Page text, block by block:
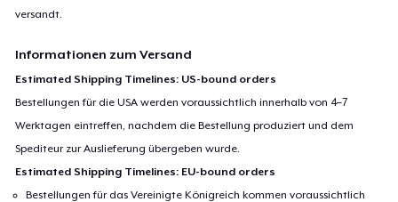
versandt.
Informationen zum Versand
Estimated Shipping Timelines: US-bound orders
Bestellungen für die USA werden voraussichtlich innerhalb von 4–7
Werktagen eintreffen, nachdem die Bestellung produziert und dem
Spediteur zur Auslieferung übergeben wurde.
Estimated Shipping Timelines: EU-bound orders
Bestellungen für das Vereinigte Königreich kommen voraussichtlich